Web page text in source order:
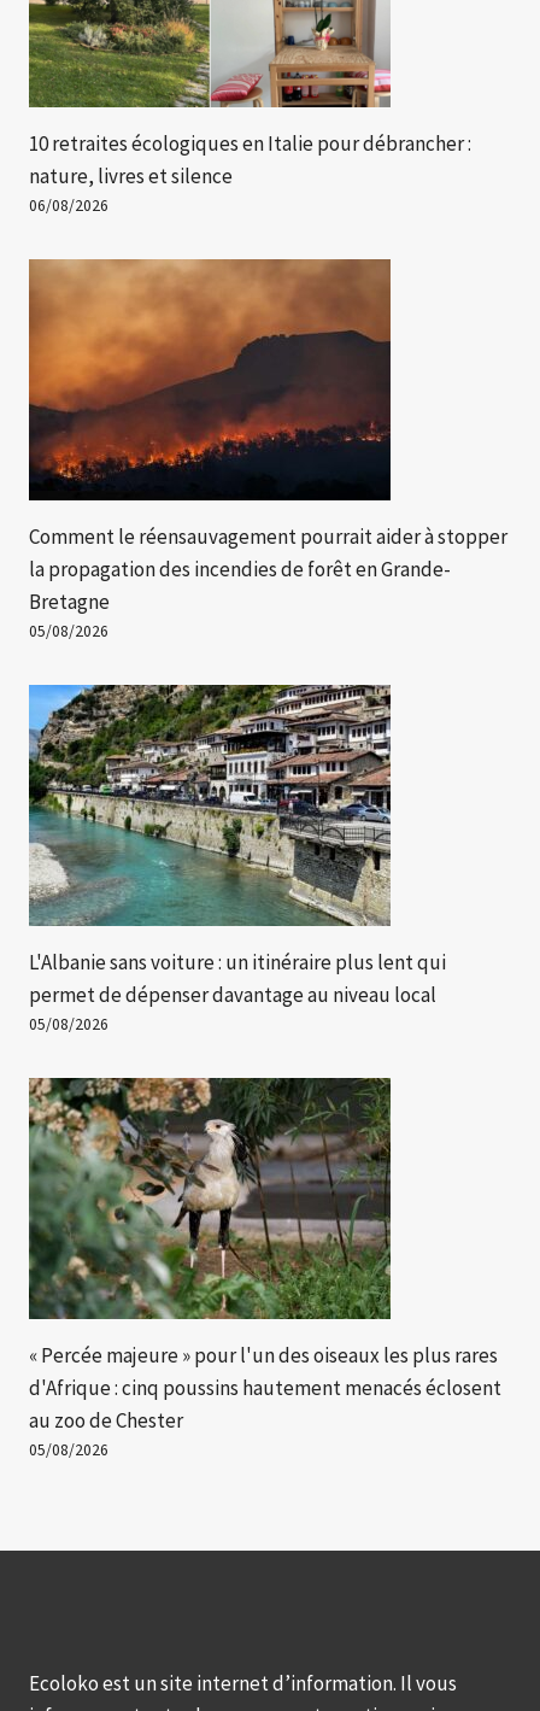
10 retraites écologiques en Italie pour débrancher :
nature, livres et silence
06/08/2026
Comment le réensauvagement pourrait aider à stopper
la propagation des incendies de forêt en Grande-
Bretagne
05/08/2026
L'Albanie sans voiture : un itinéraire plus lent qui
permet de dépenser davantage au niveau local
05/08/2026
« Percée majeure » ​​pour l'un des oiseaux les plus rares
d'Afrique : cinq poussins hautement menacés éclosent
au zoo de Chester
05/08/2026
Ecoloko est un site internet d’information. Il vous